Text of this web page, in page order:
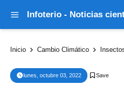
Inicio Cambio Climático
lunes, octubre 03, 2022